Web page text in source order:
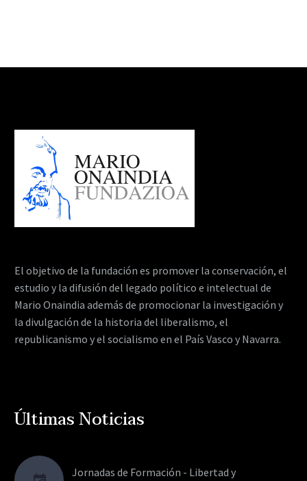
El objetivo de la fundación es promover la conservación, el
estudio y la difusión del legado político e intelectual de
Mario Onaindia además de promocionar la investigación y
la divulgación de la historia del liberalismo, el
republicanismo y el socialismo en el País Vasco y Navarra.
Últimas Noticias
Jornadas de Formación - Libertad y